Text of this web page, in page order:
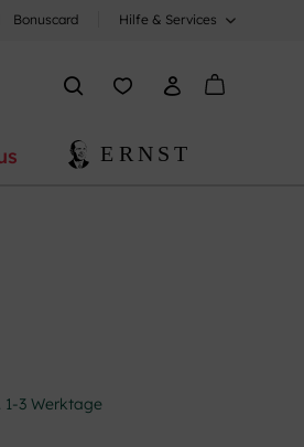
Bonuscard Hilfe & Services
3 Werktage